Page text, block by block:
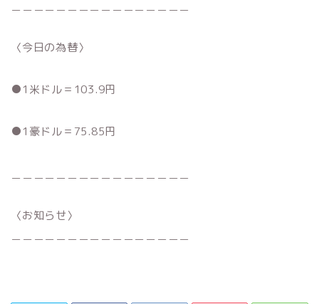
〈今日の為替〉
●1米ドル＝103.9円
●1豪ドル＝75.85円
〈お知らせ〉